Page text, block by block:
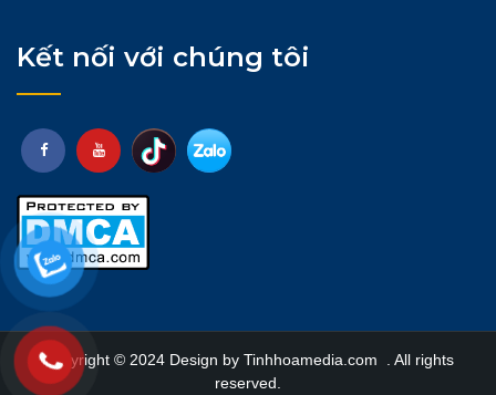
Kết nối với chúng tôi
Copyright © 2024 Design by Tinhhoamedia.com
. All rights
reserved.